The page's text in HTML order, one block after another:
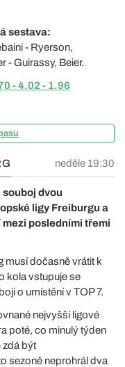
sestava:
- Ryerson,
- Guirassy, Beier.
- 4.02 - 1.96
neděle 19:30
dvou
ligy Freiburgu a
posledními třemi
musí dočasně vrátit k
kola vstupuje se
o umístění v TOP 7.
nejvyšší ligové
poté, co minulý týden
zdá být
sezoně neprohrál dva